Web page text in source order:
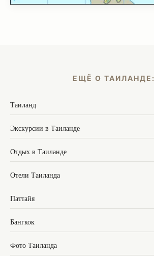
ЕЩЁ О ТАИЛАНДЕ:
Таиланд
Экскурсии в Таиланде
Отдых в Таиланде
Отели Таиланда
Паттайя
Бангкок
Фото Таиланда